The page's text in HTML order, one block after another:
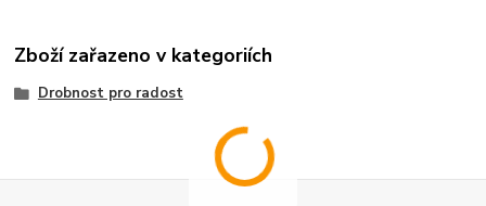
Zboží zařazeno v kategoriích
Drobnost pro radost